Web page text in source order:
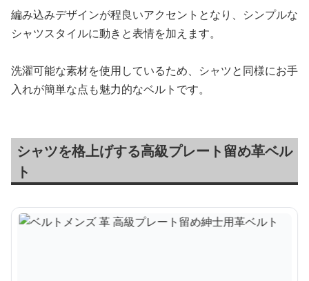
編み込みデザインが程良いアクセントとなり、シンプルな
シャツスタイルに動きと表情を加えます。
洗濯可能な素材を使用しているため、シャツと同様にお手
入れが簡単な点も魅力的なベルトです。
シャツを格上げする高級プレート留め革ベル
ト